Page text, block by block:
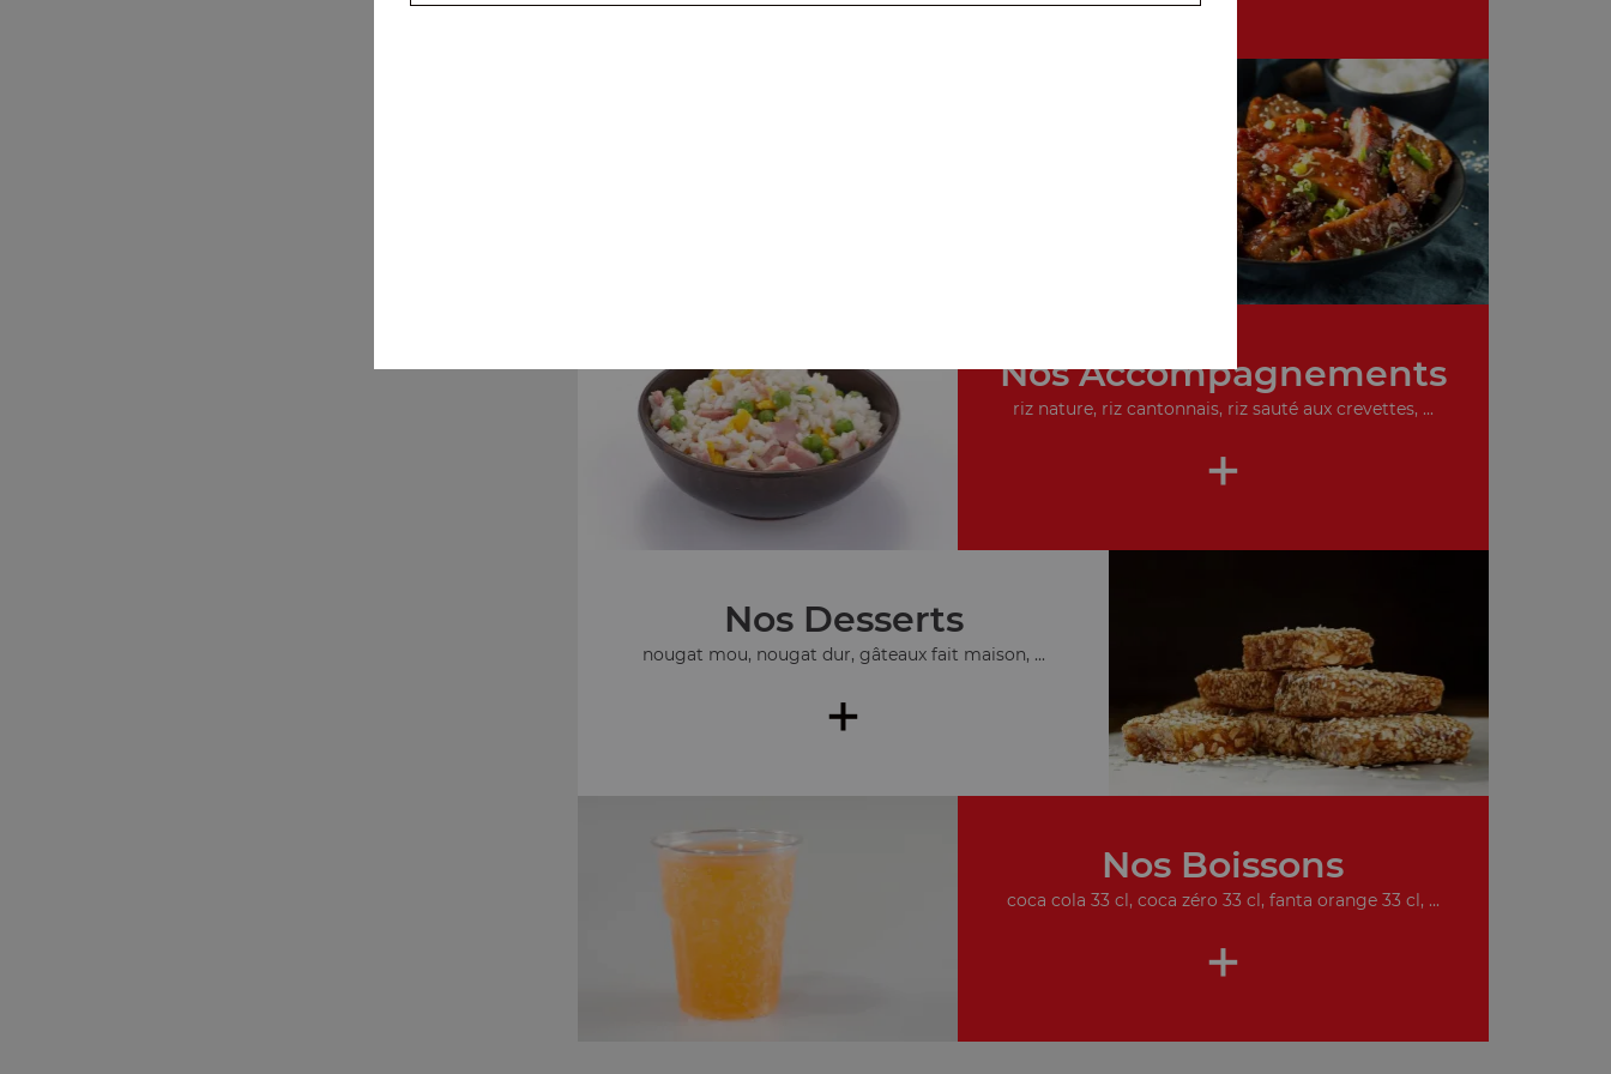
Nos Accompagnements
riz nature, riz cantonnais, riz sauté aux crevettes, ...
+
Nos Desserts
nougat mou, nougat dur, gâteaux fait maison, ...
+
Nos Boissons
coca cola 33 cl, coca zéro 33 cl, fanta orange 33 cl, ...
+